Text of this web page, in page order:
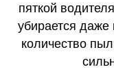
пяткой
убирается
количество